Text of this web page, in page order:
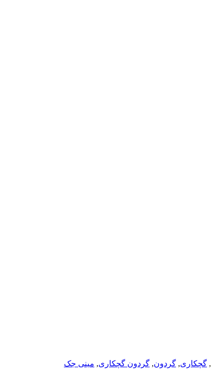
, گچکاری, گردون, گردون گچکاری, مینی جک